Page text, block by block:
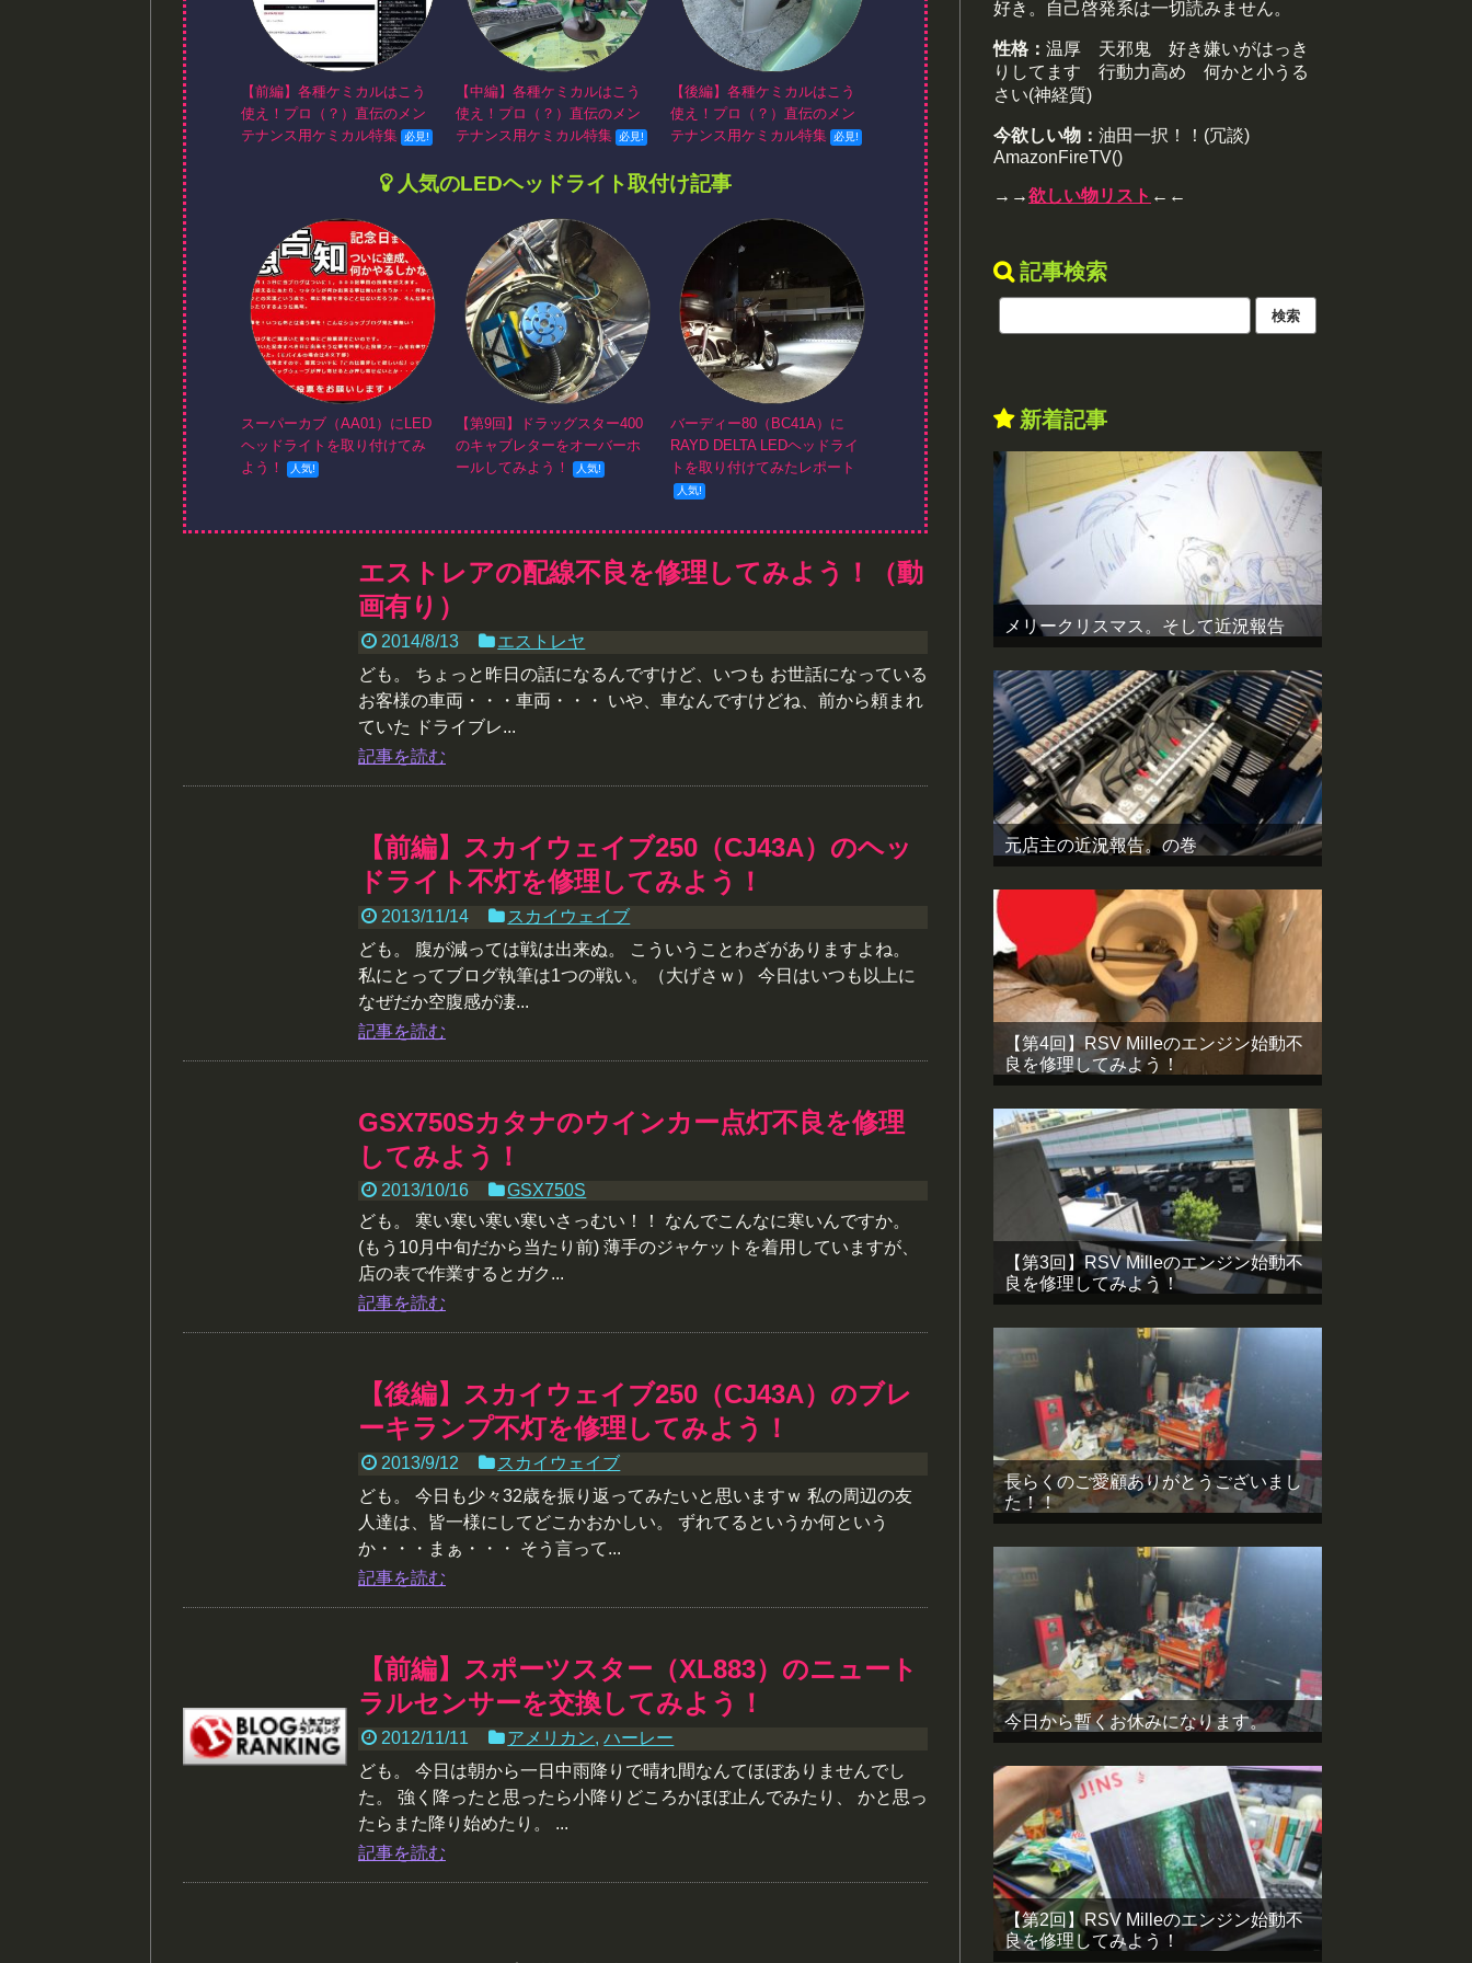
【前編】各種ケミカルはこう
使え！プロ（？）直伝のメン
テナンス用ケミカル特集
【中編】各種ケミカルはこう
使え！プロ（？）直伝のメン
テナンス用ケミカル特集
【後編】各種ケミカルはこう
使え！プロ（？）直伝のメン
テナンス用ケミカル特集
人気のLEDヘッドライト取付け記事
スーパーカブ（AA01）にLED
ヘッドライトを取り付けてみ
よう！
【第9回】ドラッグスター400
のキャブレターをオーバーホ
ールしてみよう！
バーディー80（BC41A）に
RAYD DELTA LEDヘッドライ
トを取り付けてみたレポート
エストレアの配線不良を修理してみよう！（動
画有り）
2014/8/13
エストレヤ
ども。 ちょっと昨日の話になるんですけど、いつも お世話になっている
お客様の車両・・・車両・・・ いや、車なんですけどね、前から頼まれ
ていた ドライブレ...
記事を読む
【前編】スカイウェイブ250（CJ43A）のヘッ
ドライト不灯を修理してみよう！
2013/11/14
スカイウェイブ
ども。 腹が減っては戦は出来ぬ。 こういうことわざがありますよね。
私にとってブログ執筆は1つの戦い。（大げさｗ） 今日はいつも以上に
なぜだか空腹感が凄...
記事を読む
GSX750Sカタナのウインカー点灯不良を修理
してみよう！
2013/10/16
GSX750S
ども。 寒い寒い寒い寒いさっむい！！ なんでこんなに寒いんですか。
(もう10月中旬だから当たり前) 薄手のジャケットを着用していますが、
店の表で作業するとガク...
記事を読む
【後編】スカイウェイブ250（CJ43A）のブレ
ーキランプ不灯を修理してみよう！
2013/9/12
スカイウェイブ
ども。 今日も少々32歳を振り返ってみたいと思いますｗ 私の周辺の友
人達は、皆一様にしてどこかおかしい。 ずれてるというか何という
か・・・まぁ・・・ そう言って...
記事を読む
【前編】スポーツスター（XL883）のニュート
ラルセンサーを交換してみよう！
2012/11/11 アメリカン,ハーレー
ども。 今日は朝から一日中雨降りで晴れ間なんてほぼありませんでし
た。 強く降ったと思ったら小降りどころかほぼ止んでみたり、 かと思っ
たらまた降り始めたり。 ...
記事を読む
好き。自己啓発系は一切読みません。
性格： 温厚 天邪鬼 好き嫌いがはっき
りしてます 行動力高め 何かと小うる
さい(神経質)
今欲しい物： 油田一択！！(冗談)
AmazonFireTV()
→→欲しい物リスト ←←
記事検索
新着記事
メリークリスマス。そして近況報告
元店主の近況報告。の巻
【第4回】RSV Milleのエンジン始動不
良を修理してみよう！
【第3回】RSV Milleのエンジン始動不
良を修理してみよう！
長らくのご愛顧ありがとうございまし
た！！
今日から暫くお休みになります。
【第2回】RSV Milleのエンジン始動不
良を修理してみよう！